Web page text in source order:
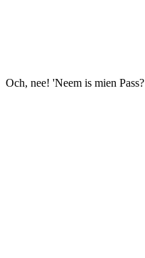
Och, nee! 'Neem is mien Pass?